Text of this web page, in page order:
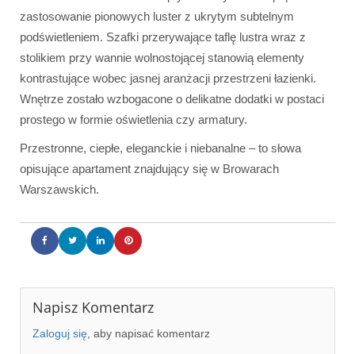
zastosowanie pionowych luster z ukrytym subtelnym
podświetleniem. Szafki przerywające taflę lustra wraz z
stolikiem przy wannie wolnostojącej stanowią elementy
kontrastujące wobec jasnej aranżacji przestrzeni łazienki.
Wnętrze zostało wzbogacone o delikatne dodatki w postaci
prostego w formie oświetlenia czy armatury.
Przestronne, ciepłe, eleganckie i niebanalne – to słowa
opisujące apartament znajdujący się w Browarach
Warszawskich.
Napisz Komentarz
Zaloguj się, aby napisać komentarz